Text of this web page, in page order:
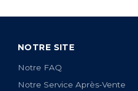
NOTRE SITE
Notre FAQ
Notre Service Après-Vente